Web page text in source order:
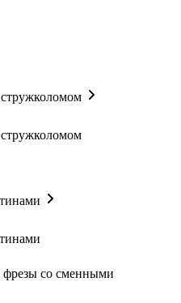
фрезы со сменными